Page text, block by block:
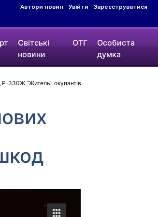
Автори новин Увійти Зареєструватися
Світські
новини
ОТГ
Особиста
думка
Р-330Ж “Житель” окупантів.